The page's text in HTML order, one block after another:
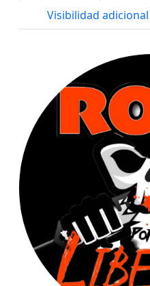
Visibilidad adicional